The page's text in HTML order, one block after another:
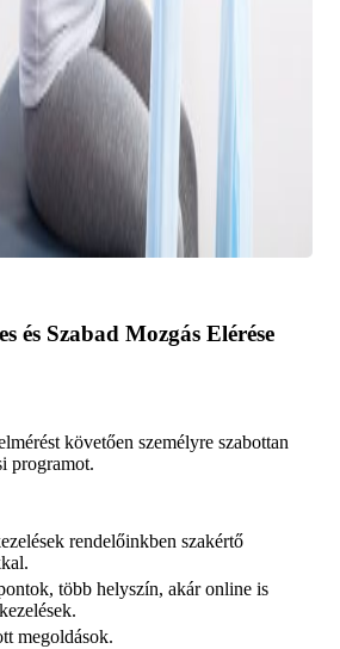
és Szabad Mozgás Elérése
követően személyre szabottan
programot.
rendelőinkben szakértő
több helyszín, akár online is
megoldások.